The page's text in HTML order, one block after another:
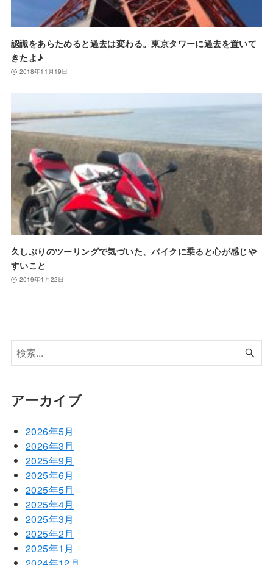
認識をあらためると過去は変わる。東京タワーに過去を置いて
きたよ♪
2018年11月19日
久しぶりのツーリングで気づいた、バイクに乗ると心が感じや
すいこと
2019年4月22日
アーカイブ
2026年5月
2026年3月
2025年9月
2025年6月
2025年5月
2025年4月
2025年3月
2025年2月
2025年1月